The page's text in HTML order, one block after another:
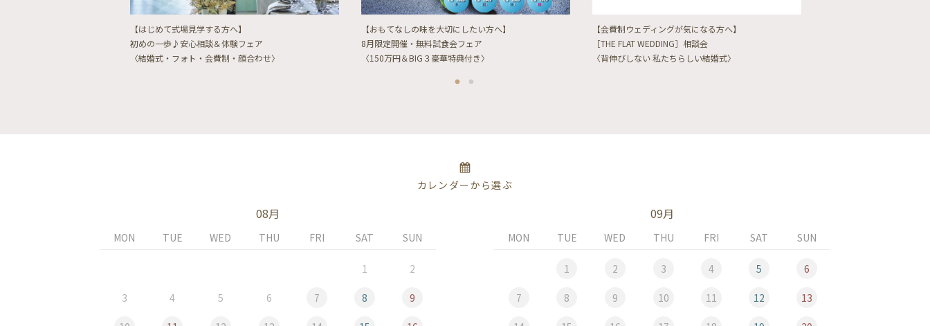
【はじめて式場見学する方へ】
初めの一歩♪安心相談＆体験フェア
〈結婚式・フォト・会費制・顔合わせ〉
【おもてなしの味を大切にしたい方へ】
8月限定開催・無料試食会フェア
〈150万円＆BIG３豪華特典付き〉
【会費制ウェディングが気になる方へ】
［THE FLAT WEDDING］相談会
〈背伸びしない 私たちらしい結婚式〉
カレンダーから選ぶ
08月
MON TUE WED THU FRI SAT SUN
1 2
3 4 5 6 7 8 9
09月
MON TUE WED THU FRI SAT SUN
1 2 3 4 5 6
7 8 9 10 11 12 13